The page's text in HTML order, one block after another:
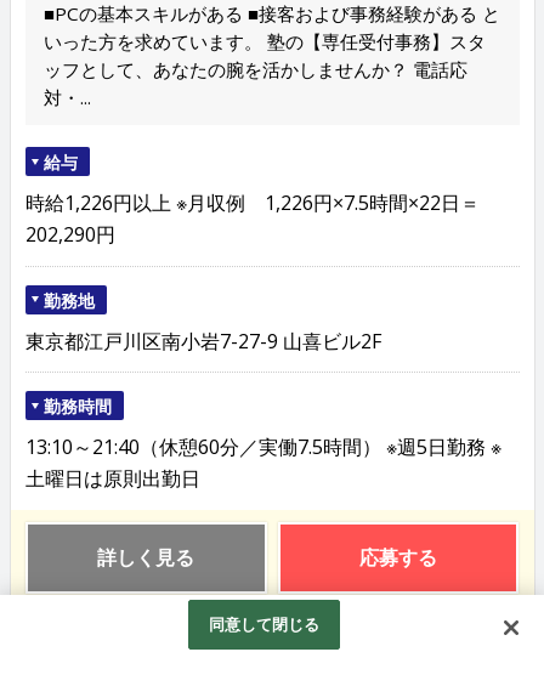
■PCの基本スキルがある ■接客および事務経験がある と
いった方を求めています。 塾の【専任受付事務】スタ
ッフとして、あなたの腕を活かしませんか？ 電話応
対・...
給与
時給1,226円以上 ※月収例 1,226円×7.5時間×22日＝
202,290円
勤務地
東京都江戸川区南小岩7-27-9 山喜ビル2F
勤務時間
13:10～21:40（休憩60分／実働7.5時間） ※週5日勤務 ※
土曜日は原則出勤日
詳しく見る 応募する
同意して閉じる